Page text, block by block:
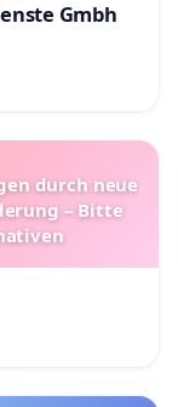
Gmbh
durch neue
– Bitte